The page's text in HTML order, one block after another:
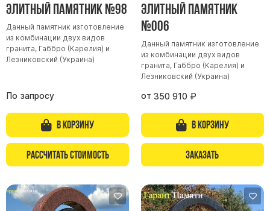
Элитный памятник №98
Данный памятник изготовление
из комбинации двух видов
гранита, Габбро (Карелия) и
Лезниковский (Украина)
По запросу
В корзину
Рассчитать стоимость
Элитный памятник
№006
Данный памятник изготовление
из комбинации двух видов
гранита, Габбро (Карелия) и
Лезниковский (Украина)
от 350 910 ₽
В корзину
Заказать